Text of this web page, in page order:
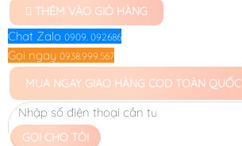
THÊM VÀO GIỎ HÀNG
Chat Zalo 0909. 092686
Gọi ngay 0938.999.567
MUA NGAY GIAO HÀNG COD TOÀN QUỐC
GỌI CHO TÔI